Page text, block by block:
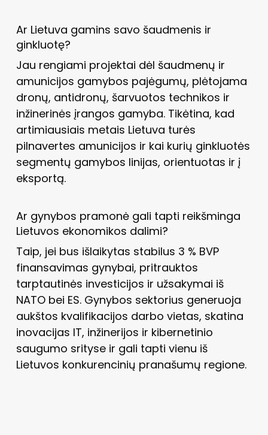
Ar Lietuva gamins savo šaudmenis ir
ginkluotę?
Jau rengiami projektai dėl šaudmenų ir
amunicijos gamybos pajėgumų, plėtojama
dronų, antidronų, šarvuotos technikos ir
inžinerinės įrangos gamyba. Tikėtina, kad
artimiausiais metais Lietuva turės
pilnavertes amunicijos ir kai kurių ginkluotės
segmentų gamybos linijas, orientuotas ir į
eksportą.
Ar gynybos pramonė gali tapti reikšminga
Lietuvos ekonomikos dalimi?
Taip, jei bus išlaikytas stabilus 3 % BVP
finansavimas gynybai, pritrauktos
tarptautinės investicijos ir užsakymai iš
NATO bei ES. Gynybos sektorius generuoja
aukštos kvalifikacijos darbo vietas, skatina
inovacijas IT, inžinerijos ir kibernetinio
saugumo srityse ir gali tapti vienu iš
Lietuvos konkurencinių pranašumų regione.